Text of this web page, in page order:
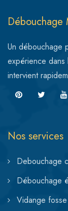
Débouchage
Un débouchage
expérience
intervient
Nos services
Debouchage
Débouchage
Vidange